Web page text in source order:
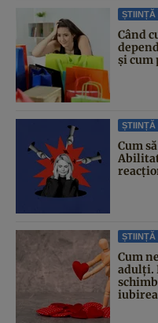
ȘTIINȚĂ
Când
și cum
ȘTIINȚĂ
Cum
ȘTIINȚĂ
Cum
adulți.
iubirea